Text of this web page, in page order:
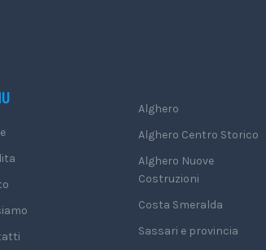
Alghero
Alghero Centro Storico
Alghero Nuove
Costruzioni
Costa Smeralda
Sassari e provincia